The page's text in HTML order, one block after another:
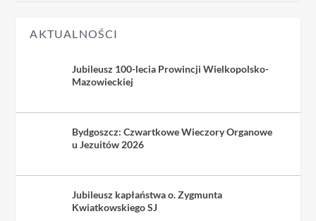
AKTUALNOŚCI
Jubileusz 100-lecia Prowincji Wielkopolsko-
Mazowieckiej
Bydgoszcz: Czwartkowe Wieczory Organowe
u Jezuitów 2026
Jubileusz kapłaństwa o. Zygmunta
Kwiatkowskiego SJ